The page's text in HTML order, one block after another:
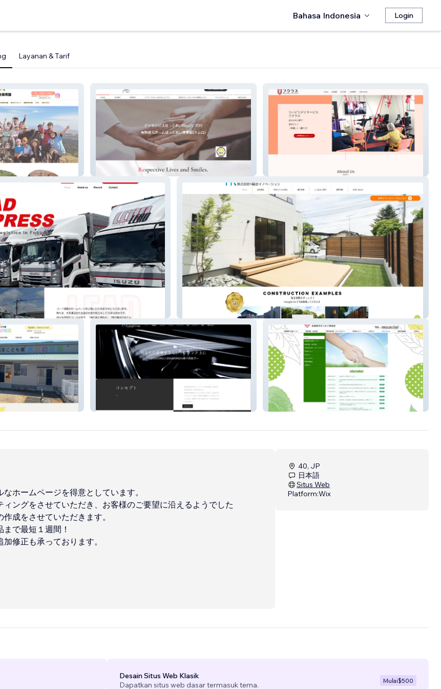
Bahasa Indonesia Login
Layanan & Tarif
株式会社リボーンプラン リハビリデイサービスフクラス
株式会社Ｍ総合イノベーション
佐賀県手をつなぐ育成会
ホームページを得意としています。
ィングをさせていただき、お客様のご要望に沿えるようでした
成をさせていただきます。
で最短１週間！
修正も承っております。
40, JP
日本語
Situs Web
Platform:Wix
Desain Situs Web Klasik
Dapatkan situs web dasar termasuk tema.
Mulai$500